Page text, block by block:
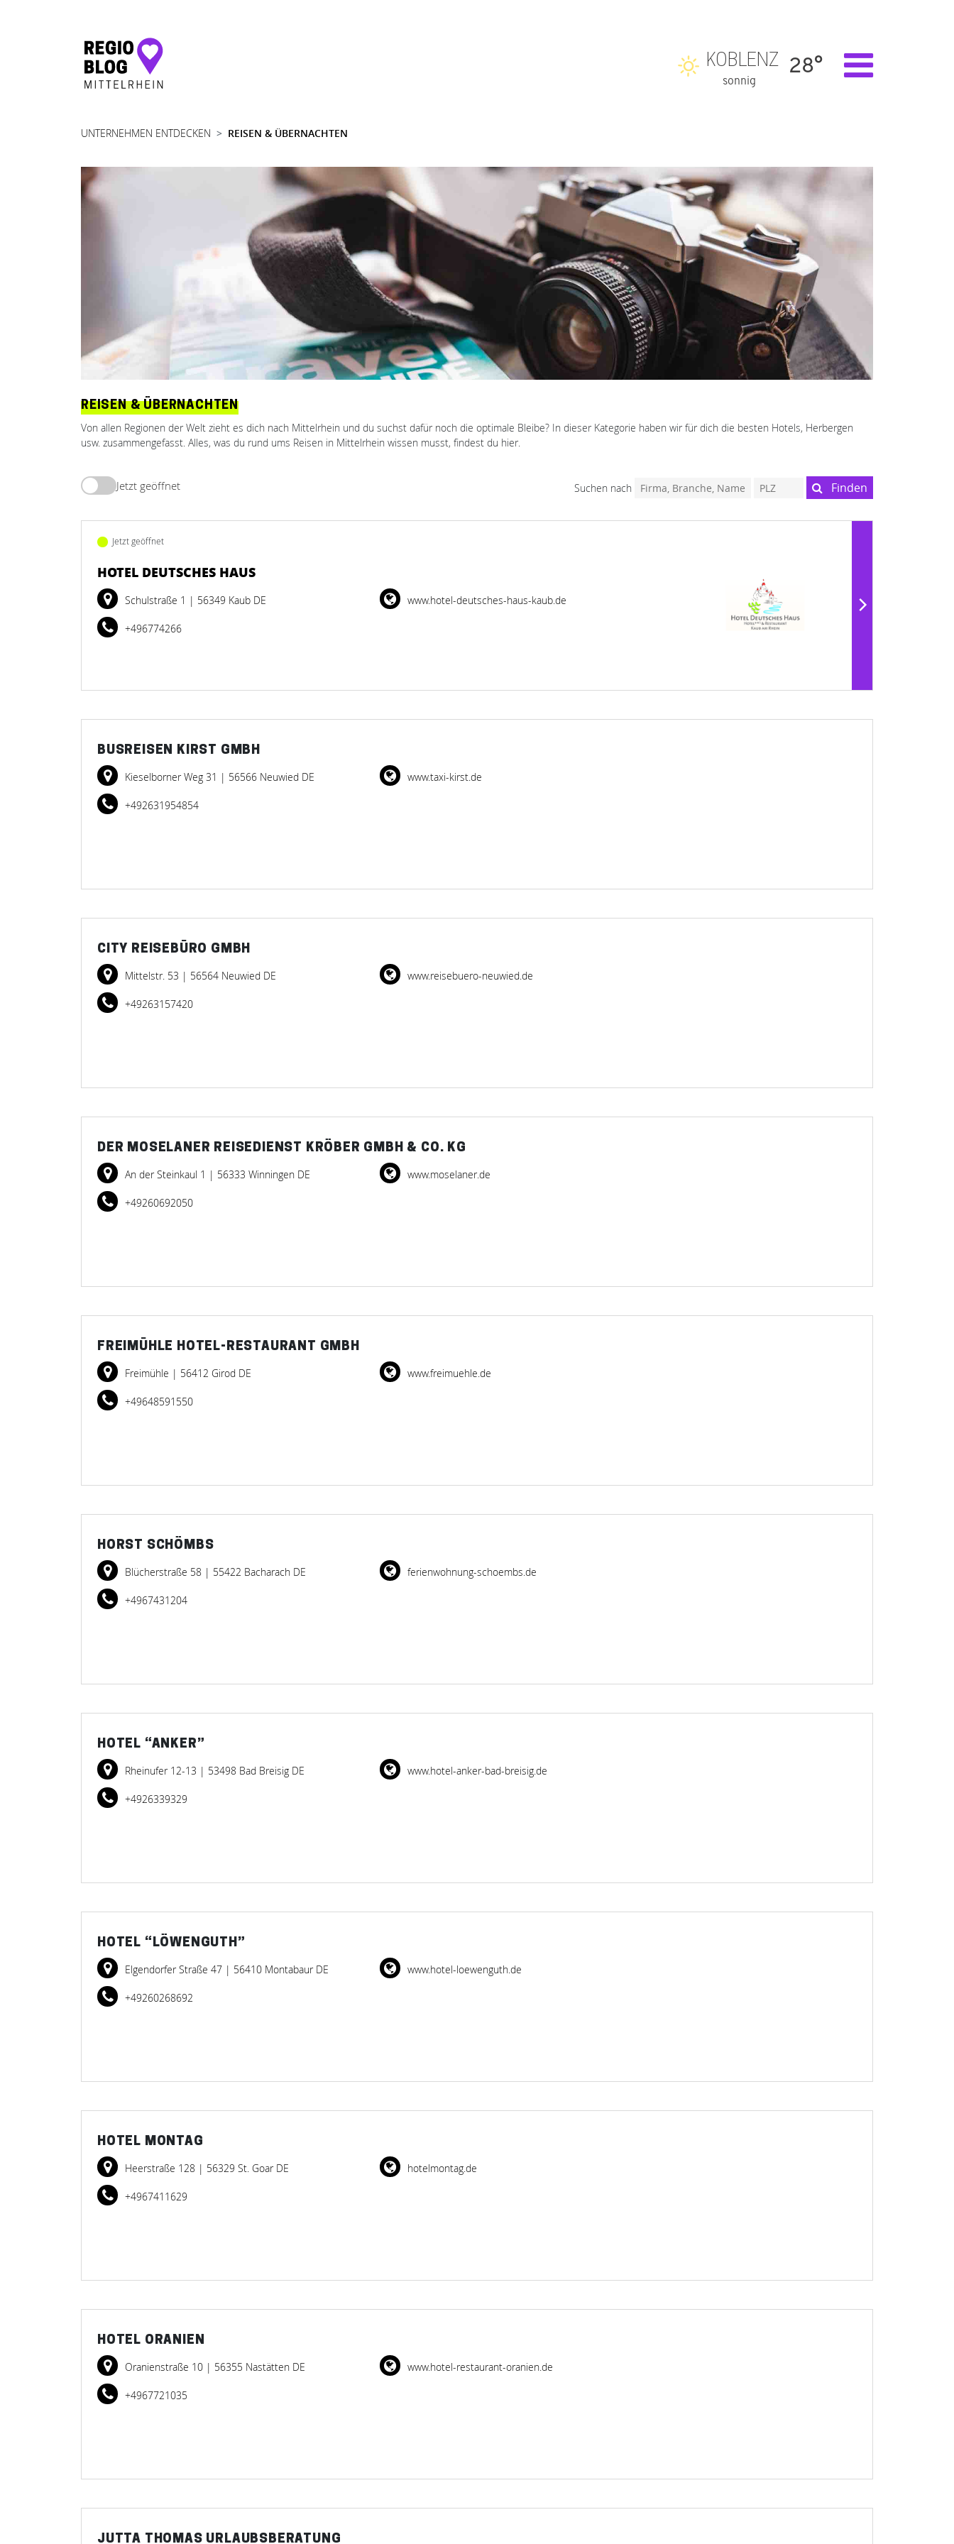
Hauptnavigation
KOBLENZ
sonnig
28°
UNTERNEHMEN ENTDECKEN REISEN & ÜBERNACHTEN
REISEN & ÜBERNACHTEN
Von allen Regionen der Welt zieht es dich nach Mittelrhein und du suchst dafür noch die optimale Bleibe? In dieser Kategorie haben wir für dich die besten Hotels, Herbergen
usw. zusammengefasst. Alles, was du rund ums Reisen in Mittelrhein wissen musst, findest du hier.
Jetzt geöffnet Suchen nach Finden
Jetzt geöffnet
HOTEL DEUTSCHES HAUS
Schulstraße 1 | 56349 Kaub DE
+496774266
www.hotel-deutsches-haus-kaub.de
BUSREISEN KIRST GMBH
Kieselborner Weg 31 | 56566 Neuwied DE
+492631954854
www.taxi-kirst.de
CITY REISEBÜRO GMBH
Mittelstr. 53 | 56564 Neuwied DE
+49263157420
www.reisebuero-neuwied.de
DER MOSELANER REISEDIENST KRÖBER GMBH & CO. KG
An der Steinkaul 1 | 56333 Winningen DE
+49260692050
www.moselaner.de
FREIMÜHLE HOTEL-RESTAURANT GMBH
Freimühle | 56412 Girod DE
+49648591550
www.freimuehle.de
HORST SCHÖMBS
Blücherstraße 58 | 55422 Bacharach DE
+4967431204
ferienwohnung-schoembs.de
HOTEL “ANKER”
Rheinufer 12-13 | 53498 Bad Breisig DE
+4926339329
www.hotel-anker-bad-breisig.de
HOTEL “LÖWENGUTH”
Elgendorfer Straße 47 | 56410 Montabaur DE
+49260268692
www.hotel-loewenguth.de
HOTEL MONTAG
Heerstraße 128 | 56329 St. Goar DE
+4967411629
hotelmontag.de
HOTEL ORANIEN
Oranienstraße 10 | 56355 Nastätten DE
+4967721035
www.hotel-restaurant-oranien.de
JUTTA THOMAS URLAUBSBERATUNG